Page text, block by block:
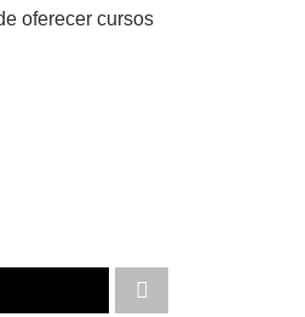
oferecer cursos